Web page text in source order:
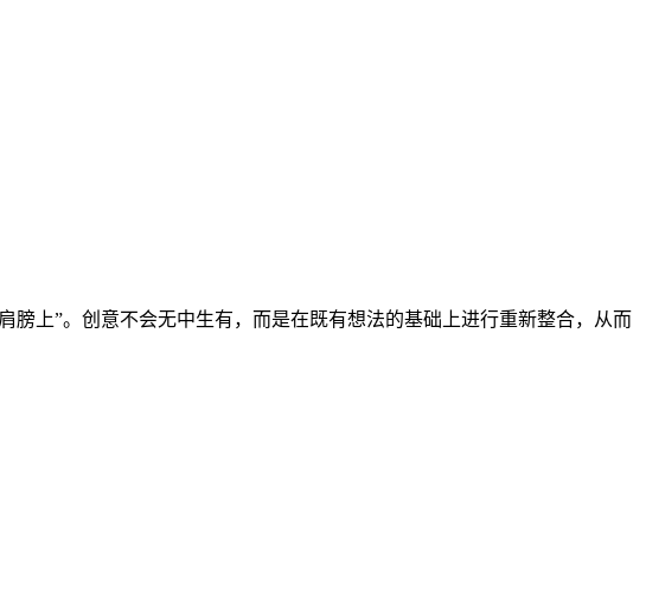
上”。创意不会无中生有，而是在既有想法的基础上进行重新整合，从而